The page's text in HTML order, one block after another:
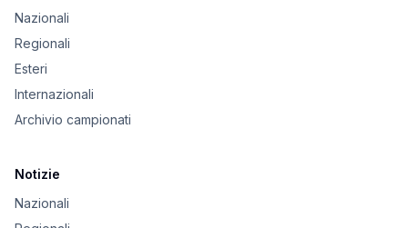
Nazionali
Regionali
Esteri
Internazionali
Archivio campionati
Notizie
Nazionali